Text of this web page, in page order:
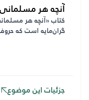
آنچه هر مسلمانی
کتاب «آنچه هر
گران‌مایه است که
جزئیات این موضوع